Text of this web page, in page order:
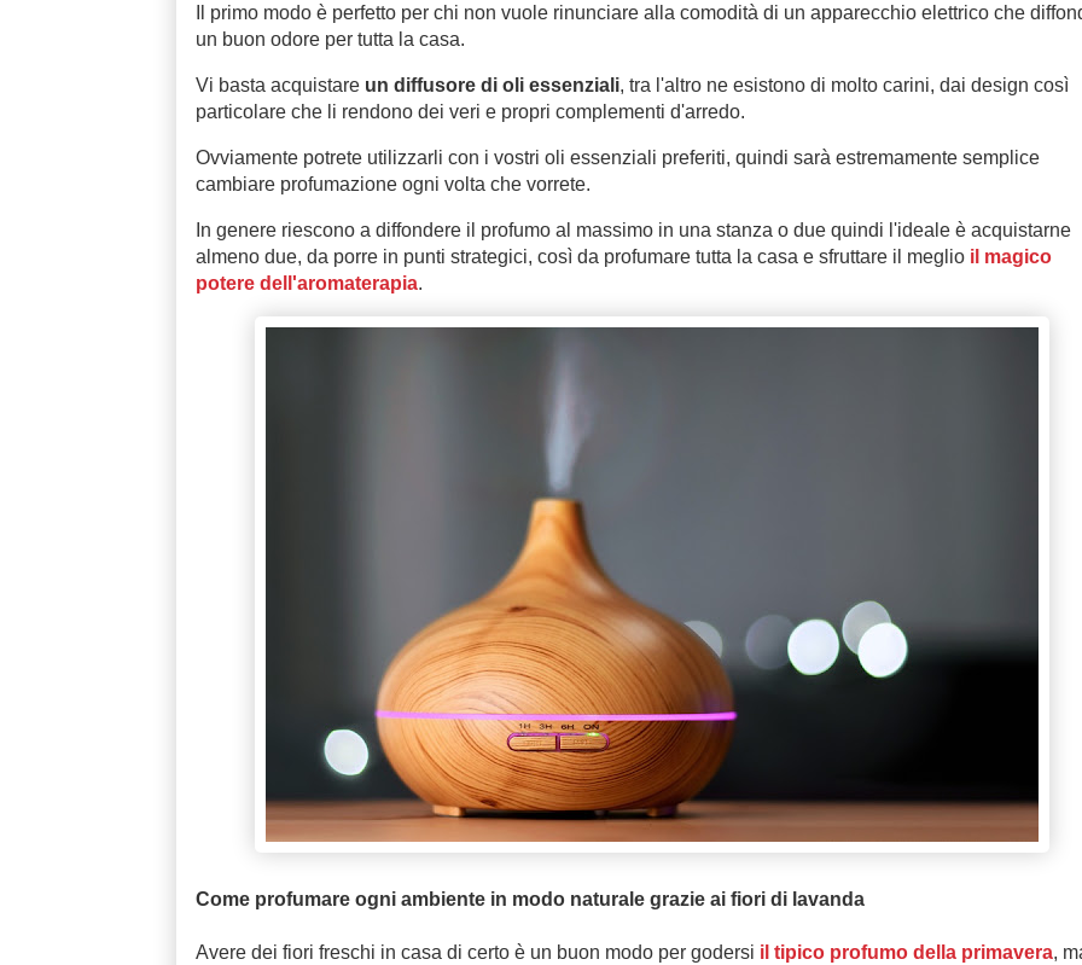
Il primo modo è perfetto per chi non vuole rinunciare alla comodità di un apparecchio elettrico che
un buon odore per tutta la casa.
Vi basta acquistare un diffusore di oli essenziali, tra l'altro ne esistono di molto carini, dai design così
particolare che li rendono dei veri e propri complementi d'arredo.
Ovviamente potrete utilizzarli con i vostri oli essenziali preferiti, quindi sarà estremamente semplice
cambiare profumazione ogni volta che vorrete.
In genere riescono a diffondere il profumo al massimo in una stanza o due quindi l'ideale è acquistarne
almeno due, da porre in punti strategici, così da profumare tutta la casa e sfruttare il meglioil magico
potere dell'aromaterapia.
Come profumare ogni ambiente in modo naturale grazie ai fiori di lavanda
Avere dei fiori freschi in casa di certo è un buon modo per godersi il tipico profumo della primavera,